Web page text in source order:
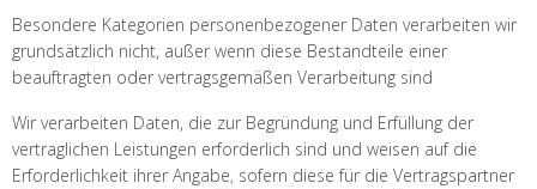
Besondere Kategorien personenbezogener Daten verarbeiten wir
grundsätzlich nicht, außer wenn diese Bestandteile einer
beauftragten oder vertragsgemäßen Verarbeitung sind
Wir verarbeiten Daten, die zur Begründung und Erfüllung der
vertraglichen Leistungen erforderlich sind und weisen auf die
Erforderlichkeit ihrer Angabe, sofern diese für die Vertragspartner